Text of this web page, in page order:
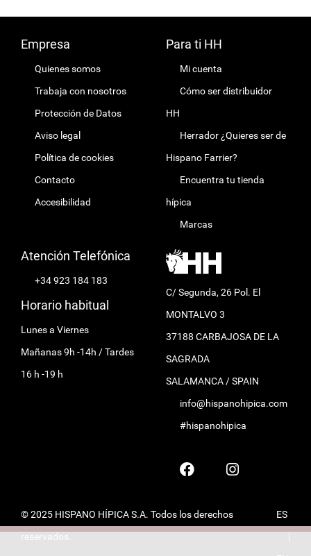
Empresa
Quienes somos
Trabaja con nosotros
Protección de Datos
Aviso legal
Política de cookies
Contacto
Accesibilidad
Para ti HH
Mi cuenta
Cómo ser distribuidor
HH
Herrador ¿Quieres ser de
Hispano Farrier?
Encuentra tu tienda
hípica
Marcas
Atención Telefónica
+34 923 184 183
Horario habitual
Lunes a Viernes
Mañanas 9h -14h / Tardes
16 h -19 h
C/ Segunda, 26 Pol. El
MONTALVO 3
37188 CARBAJOSA DE LA
SAGRADA
SALAMANCA / SPAIN
info@hispanohipica.com
#hispanohipica
© 2025 HISPANO HÍPICA S.A. Todos los derechos
reservados.
ES